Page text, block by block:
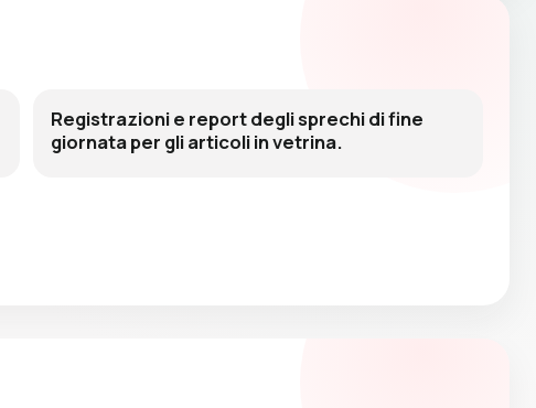
Registrazioni e report degli sprechi di fine
giornata per gli articoli in vetrina.